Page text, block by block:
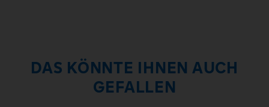
DAS KÖNNTE IHNEN AUCH
GEFALLEN